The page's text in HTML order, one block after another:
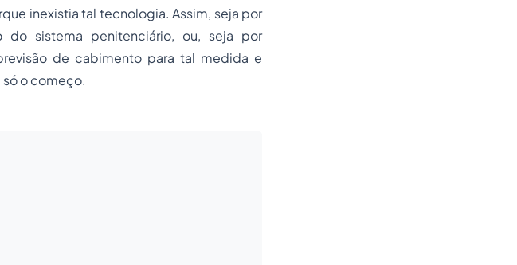
inexistia tal tecnologia. Assim, seja por
sistema penitenciário, ou, seja por
de cabimento para tal medida e
o começo.